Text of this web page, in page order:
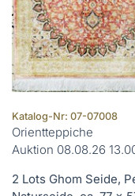
Katalog-Nr: 07-07008
Orientteppiche
Auktion 08.08.26
2 Lots Ghom Seide,